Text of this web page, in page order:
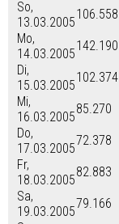
So,
13.03.2005
106.558
Mo,
14.03.2005
142.190
Di,
15.03.2005
102.374
Mi,
16.03.2005
85.270
Do,
17.03.2005
72.378
Fr,
18.03.2005
82.883
Sa,
19.03.2005
79.166